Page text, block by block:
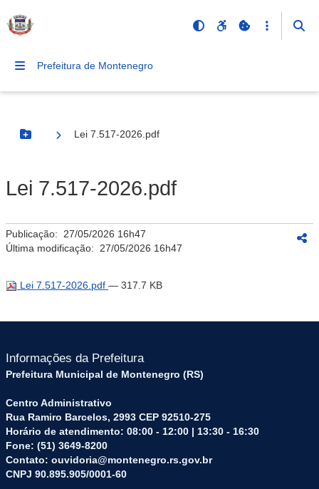
Prefeitura de Montenegro
Botão Menu
Lei 7.517-2026.pdf
Lei 7.517-2026.pdf
Publicação: 27/05/2026 16h47
Última modificação: 27/05/2026 16h47
Lei 7.517-2026.pdf — 317.7 KB
Informações da Prefeitura
Prefeitura Municipal de Montenegro (RS)
Centro Administrativo
Rua Ramiro Barcelos, 2993 CEP 92510-275
Horário de atendimento: 08:00 - 12:00 | 13:30 - 16:30
Fone: (51) 3649-8200
Contato: ouvidoria@montenegro.rs.gov.br
CNPJ 90.895.905/0001-60